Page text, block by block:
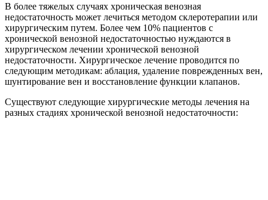
В более тяжелых случаях хроническая венозная
недостаточность может лечиться методом склеротерапии или
хирургическим путем. Более чем 10% пациентов с
хронической венозной недостаточностью нуждаются в
хирургическом лечении хронической венозной
недостаточности. Хирургическое лечение проводится по
следующим методикам: аблация, удаление поврежденных вен,
шунтирование вен и восстановление функции клапанов.
Существуют следующие хирургические методы лечения на
разных стадиях хронической венозной недостаточности: